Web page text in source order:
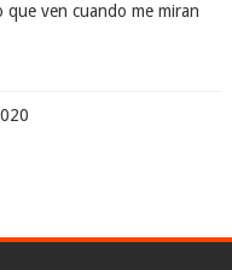
que ven cuando me miran